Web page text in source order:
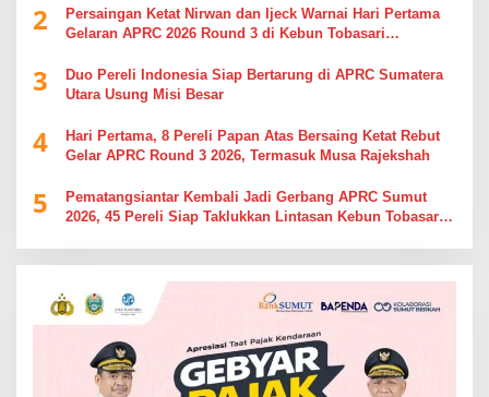
2
Persaingan Ketat Nirwan dan Ijeck Warnai Hari Pertama
Gelaran APRC 2026 Round 3 di Kebun Tobasari
3
Duo Pereli Indonesia Siap Bertarung di APRC Sumatera
Utara Usung Misi Besar
4
Hari Pertama, 8 Pereli Papan Atas Bersaing Ketat Rebut
Gelar APRC Round 3 2026, Termasuk Musa Rajekshah
5
Pematangsiantar Kembali Jadi Gerbang APRC Sumut
2026, 45 Pereli Siap Taklukkan Lintasan Kebun Tobasari